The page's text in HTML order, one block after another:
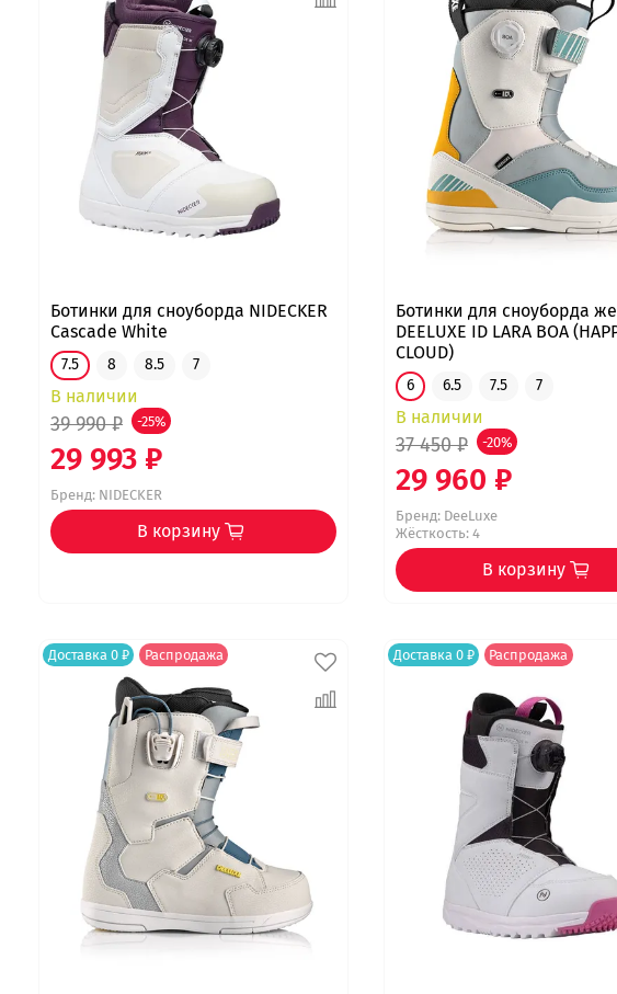
Ботинки для сноуборда NIDECKER
Cascade White
7.5 8 8.5 7
В наличии
39 990 ₽ -25%
29 993 ₽
Бренд: NIDECKER
В корзину
Ботинки для сноуборда
DEELUXE ID LARA BOA
CLOUD)
6 6.5 7.5 7
В наличии
37 450 ₽ -20%
29 960 ₽
Бренд: DeeLuxe
Жёсткость: 4
В корзину
Доставка 0 ₽ Распродажа Доставка 0 ₽ Распродажа